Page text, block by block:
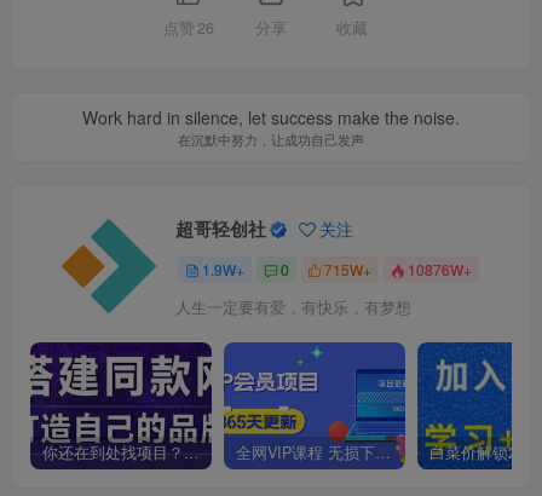
点赞 26 分享 收藏
Work hard in silence, let success make the noise.
在沉默中努力，让成功自己发声
超哥轻创社 关注
1.9W+ 0 715W+ 10876W+
人生一定要有爱，有快乐，有梦想
你还在到处找项目？还在当韭菜？我靠卖项目一个月收入5万+，曾经我也是个失败者。 全网VIP课程 无损下载~